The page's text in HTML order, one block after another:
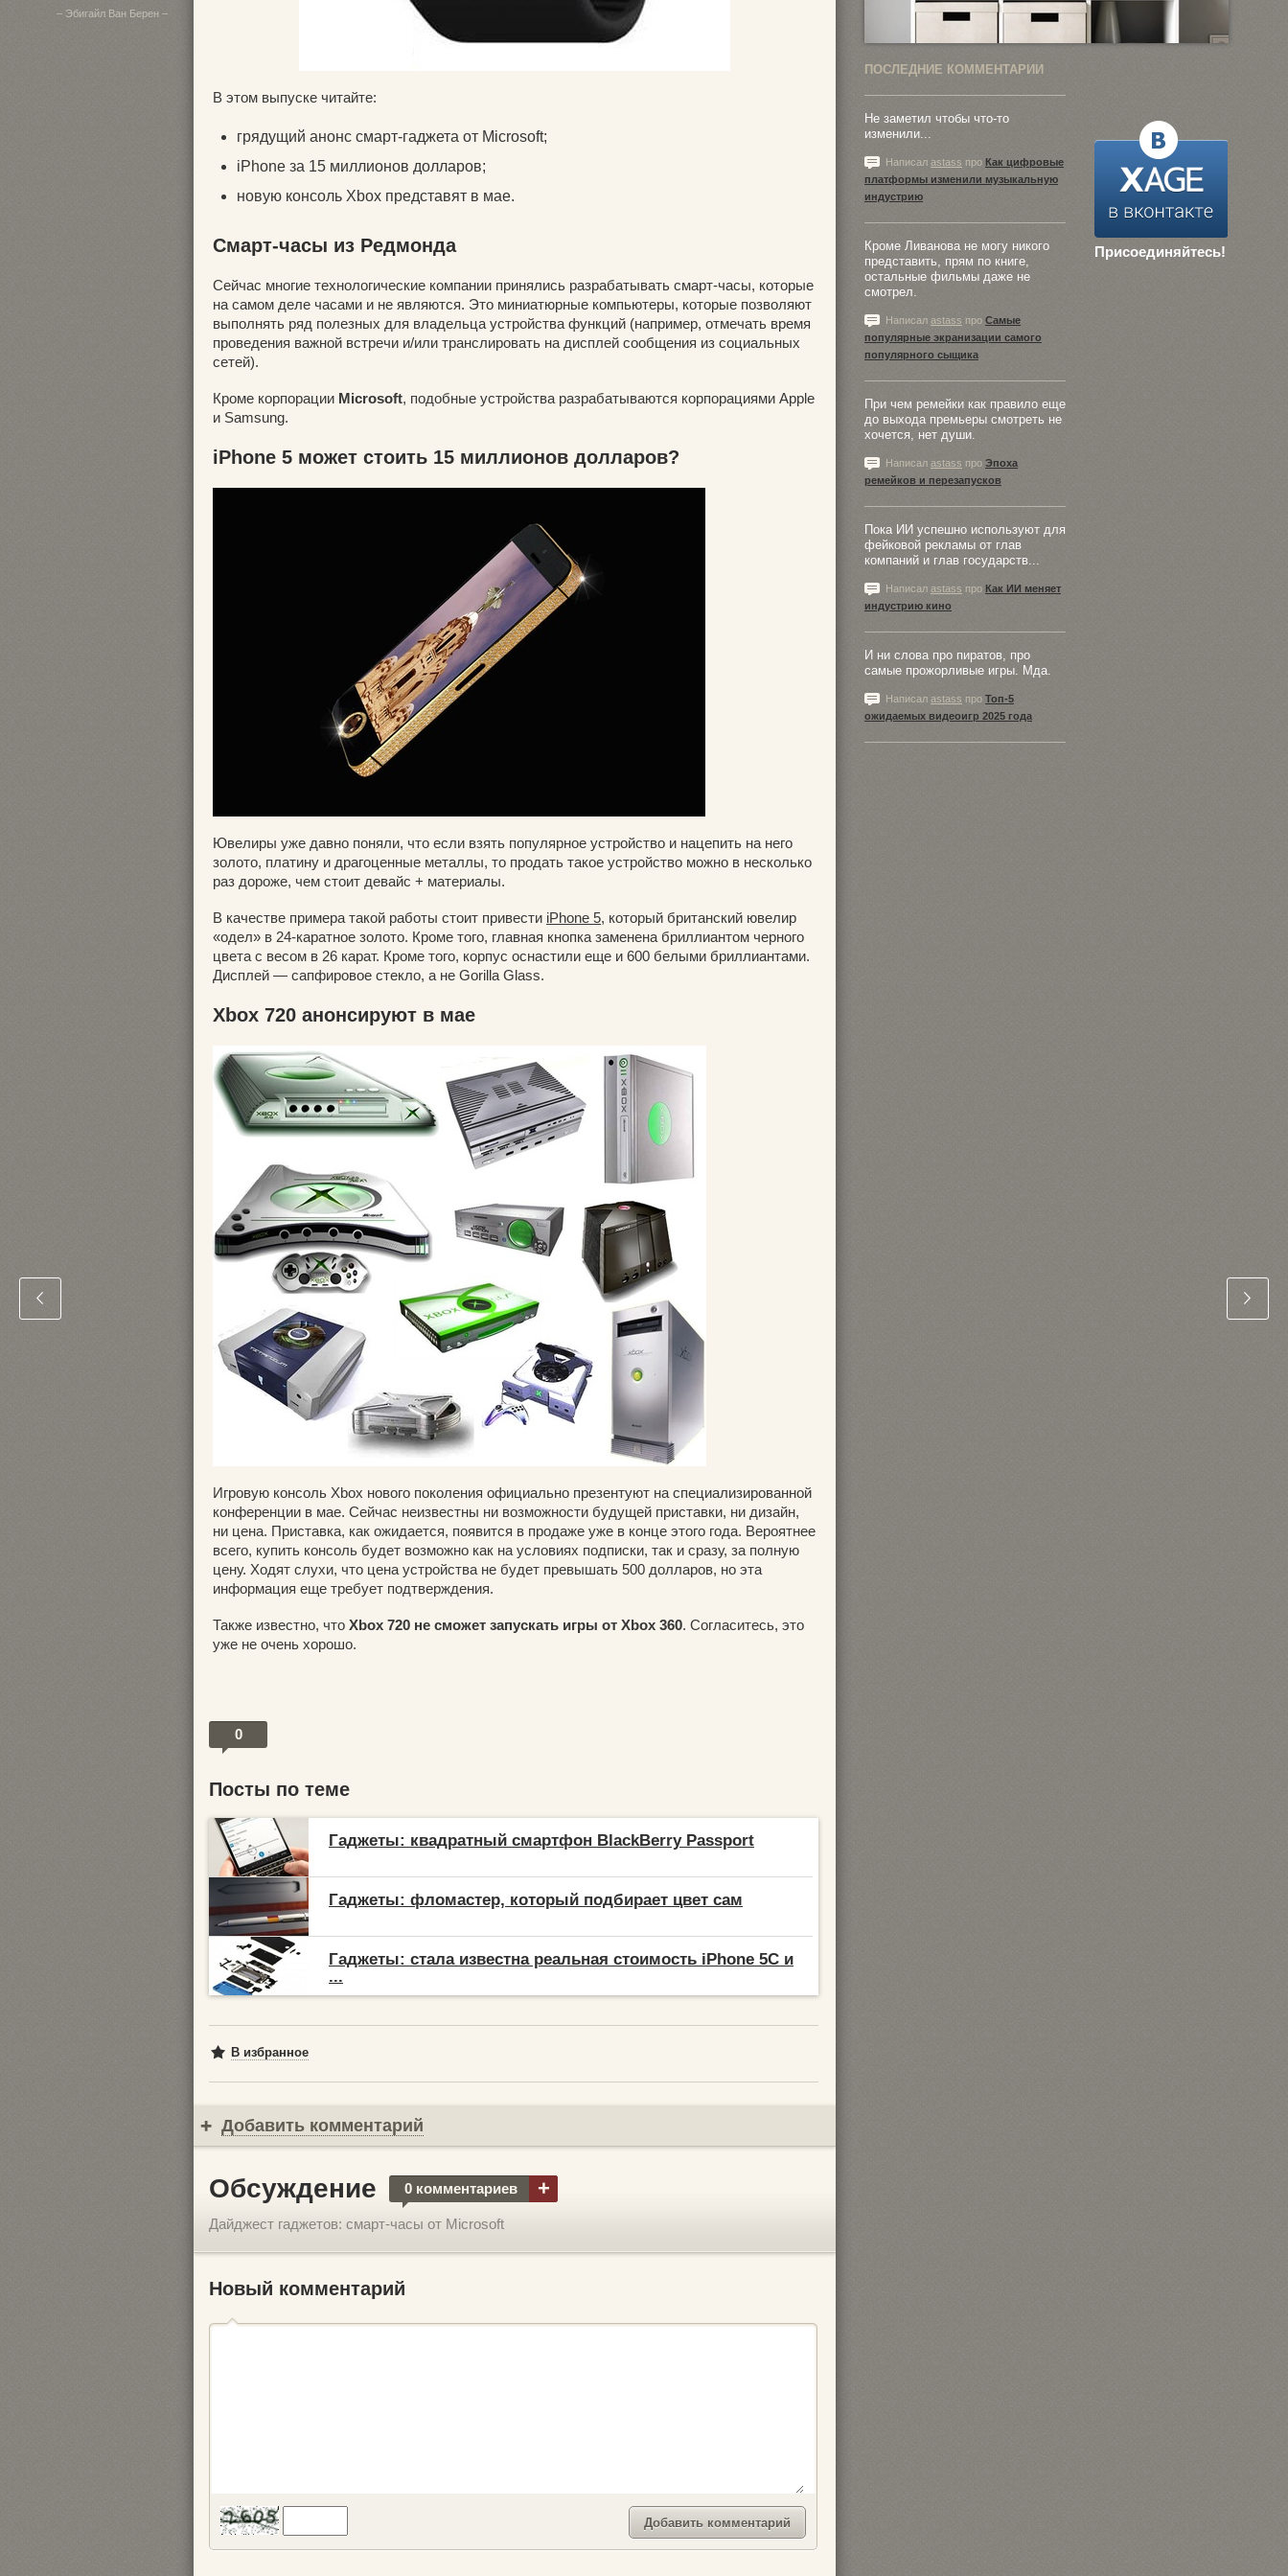
– Эбигайл Ван Берен –
В этом выпуске читайте:
грядущий анонс смарт-гаджета от Microsoft;
iPhone за 15 миллионов долларов;
новую консоль Xbox представят в мае.
Смарт-часы из Редмонда
Сейчас многие технологические компании принялись разрабатывать смарт-часы, которые
на самом деле часами и не являются. Это миниатюрные компьютеры, которые позволяют
выполнять ряд полезных для владельца устройства функций (например, отмечать время
проведения важной встречи и/или транслировать на дисплей сообщения из социальных
сетей).
Кроме корпорации Microsoft, подобные устройства разрабатываются корпорациями Apple
и Samsung.
iPhone 5 может стоить 15 миллионов долларов?
Ювелиры уже давно поняли, что если взять популярное устройство и нацепить на него
золото, платину и драгоценные металлы, то продать такое устройство можно в несколько
раз дороже, чем стоит девайс + материалы.
В качестве примера такой работы стоит привести iPhone 5, который британский ювелир
«одел» в 24-каратное золото. Кроме того, главная кнопка заменена бриллиантом черного
цвета с весом в 26 карат. Кроме того, корпус оснастили еще и 600 белыми бриллиантами.
Дисплей — сапфировое стекло, а не Gorilla Glass.
Xbox 720 анонсируют в мае
Игровую консоль Xbox нового поколения официально презентуют на специализированной
конференции в мае. Сейчас неизвестны ни возможности будущей приставки, ни дизайн,
ни цена. Приставка, как ожидается, появится в продаже уже в конце этого года. Вероятнее
всего, купить консоль будет возможно как на условиях подписки, так и сразу, за полную
цену. Ходят слухи, что цена устройства не будет превышать 500 долларов, но эта
информация еще требует подтверждения.
Также известно, что Xbox 720 не сможет запускать игры от Xbox 360. Согласитесь, это
уже не очень хорошо.
0
Посты по теме
Гаджеты: квадратный смартфон BlackBerry Passport
Гаджеты: фломастер, который подбирает цвет сам
Гаджеты: стала известна реальная стоимость iPhone 5C и
...
В избранное
Добавить комментарий
Обсуждение 0 комментариев +
Дайджест гаджетов: смарт-часы от Microsoft
Новый комментарий
ПОСЛЕДНИЕ КОММЕНТАРИИ
Присоединяйтесь!
Не заметил чтобы что-то
изменили...
Написал astass про Как цифровые
платформы изменили музыкальную
индустрию
Кроме Ливанова не могу никого
представить, прям по книге,
остальные фильмы даже не
смотрел.
Написал astass про Самые
популярные экранизации самого
популярного сыщика
При чем ремейки как правило еще
до выхода премьеры смотреть не
хочется, нет души.
Написал astass про Эпоха
ремейков и перезапусков
Пока ИИ успешно используют для
фейковой рекламы от глав
компаний и глав государств...
Написал astass про Как ИИ меняет
индустрию кино
И ни слова про пиратов, про
самые прожорливые игры. Мда.
Написал astass про Топ-5
ожидаемых видеоигр 2025 года